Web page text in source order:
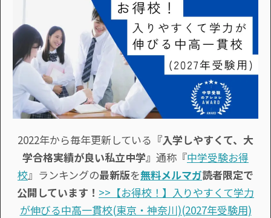
2022年から毎年更新している 『入学しやすくて、大
学合格実績が良い私立中学』 通称『中学受験お得
校』ランキングの最新版を無料メルマガ読者限定で
公開しています！ >>【お得校！】入りやすくて学力
が伸びる中高一貫校(東京・神奈川)(2027年受験用)